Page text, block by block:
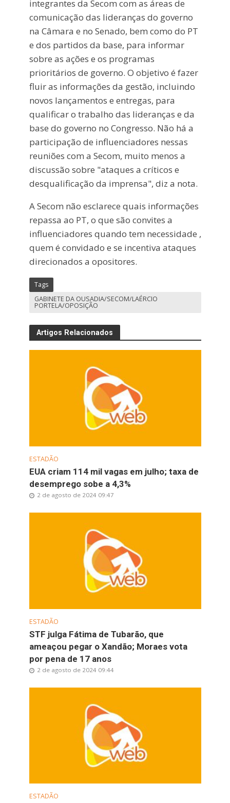
integrantes da Secom com as áreas de
comunicação das lideranças do governo
na Câmara e no Senado, bem como do PT
e dos partidos da base, para informar
sobre as ações e os programas
prioritários de governo. O objetivo é fazer
fluir as informações da gestão, incluindo
novos lançamentos e entregas, para
qualificar o trabalho das lideranças e da
base do governo no Congresso. Não há a
participação de influenciadores nessas
reuniões com a Secom, muito menos a
discussão sobre "ataques a críticos e
desqualificação da imprensa", diz a nota.
A Secom não esclarece quais informações
repassa ao PT, o que são convites a
influenciadores quando tem necessidade ,
quem é convidado e se incentiva ataques
direcionados a opositores.
Tags
GABINETE DA OUSADIA/SECOM/LAÉRCIO
PORTELA/OPOSIÇÃO
Artigos Relacionados
ESTADÃO
EUA criam 114 mil vagas em julho; taxa de
desemprego sobe a 4,3%
2 de agosto de 2024 09:47
ESTADÃO
STF julga Fátima de Tubarão, que
ameaçou pegar o Xandão; Moraes vota
por pena de 17 anos
2 de agosto de 2024 09:44
ESTADÃO